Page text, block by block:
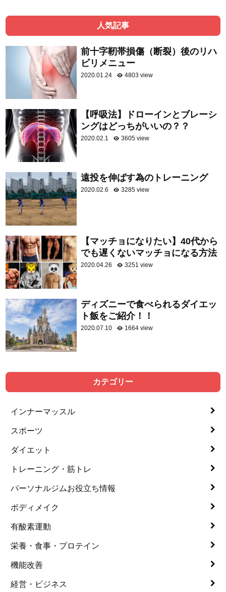
人気記事
前十字靭帯損傷（断裂）後のリハ
ビリメニュー
2020.01.24 4803 view
【呼吸法】ドローインとブレーシ
ングはどっちがいいの？？
2020.02.1 3605 view
遠投を伸ばす為のトレーニング
2020.02.6 3285 view
【マッチョになりたい】40代から
でも遅くないマッチョになる方法
2020.04.26 3251 view
ディズニーで食べられるダイエッ
ト飯をご紹介！！
2020.07.10 1664 view
カテゴリー
インナーマッスル
スポーツ
ダイエット
トレーニング・筋トレ
パーソナルジムお役立ち情報
ボディメイク
有酸素運動
栄養・食事・プロテイン
機能改善
経営・ビジネス